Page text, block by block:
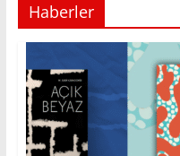
Haberler